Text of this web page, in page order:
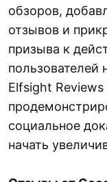
обзоров,
отзывов и
призыва к
пользователей
Elfsight
социальное
начать